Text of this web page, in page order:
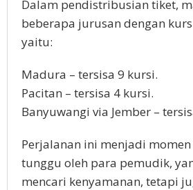
Dalam pendistribusian tiket,
beberapa jurusan dengan
yaitu:
Madura – tersisa 9 kursi.
Pacitan – tersisa 4 kursi.
Banyuwangi via Jember –
Perjalanan ini menjadi
tunggu oleh para pemudik,
mencari kenyamanan, tetapi